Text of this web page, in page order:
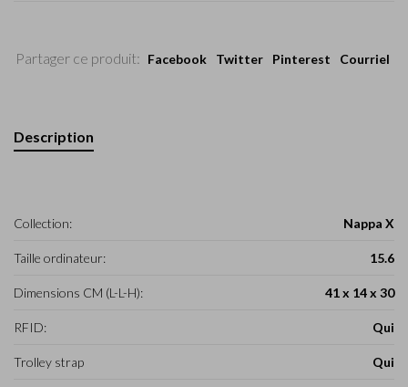
Partager ce produit: Facebook Twitter Pinterest Courriel
Description
Collection: Nappa X
Taille ordinateur: 15.6
Dimensions CM (L-L-H): 41 x 14 x 30
RFID: Qui
Trolley strap Qui